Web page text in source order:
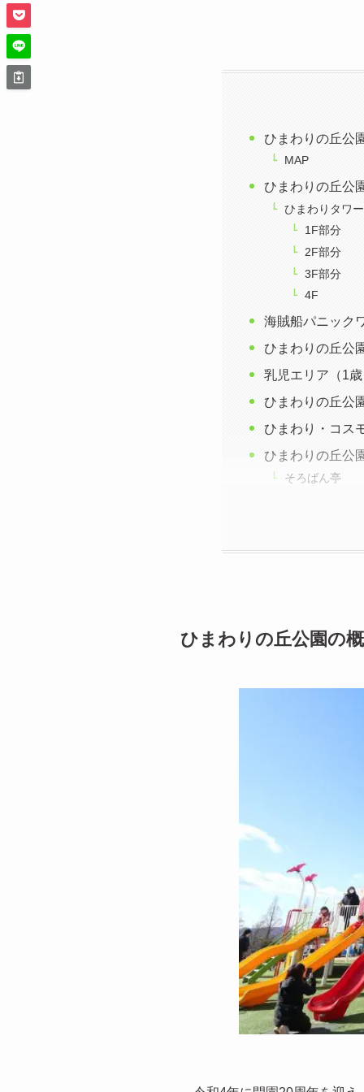
ひまわりの丘公
MAP
ひまわりの丘公
ひまわりタワー
1F部分
2F部分
3F部分
4F
海賊船パニック
ひまわりの丘公
乳児エリア（1
ひまわりの丘公
ひまわり・コス
ひまわりの丘公
そろばん亭
ひまわりの丘公園の